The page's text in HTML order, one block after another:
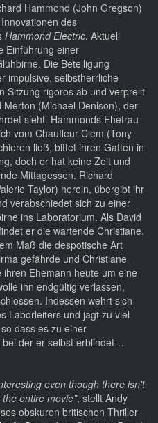
Hammond (John Gregson)
des
Hammond Electric. Aktuell
Einführung einer
Die Beteiligung
impulsive, selbstherrliche
Sitzung rigoros ab und verprellt
(Michael Denison), der
sieht. Hammonds Ehefrau
vom Chauffeur Clem (Tony
ließ, bittet ihren Gatten in
doch er hat keine Zeit und
Mittagessen. Richard
Taylor) herein, übergibt ihr
verabschiedet sich zu einer
ins Laboratorium. Als David
er die wartende Christiane.
Maß die despotische Art
gefährde und Christiane
Ehemann heute um eine
ihn endgültig verlassen,
Indessen wehrt sich
Laborleiters und jagt zu viel
dass es zu einer
der er selbst erblindet…
even though there isn't
entire movie”, stellt Andy
obskuren britischen Thriller